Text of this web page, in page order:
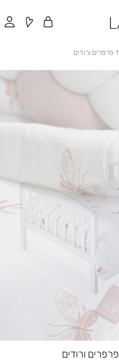
פרפרים ורודים
למיטת
פרפרים
ורודים